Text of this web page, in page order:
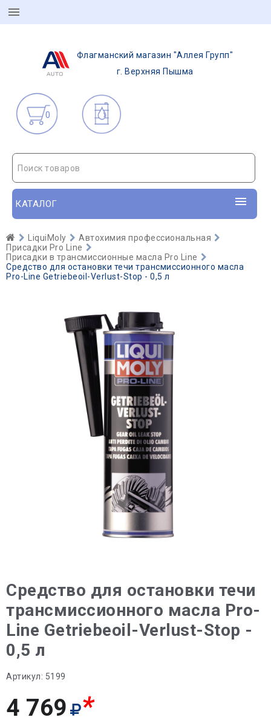
Флагманский магазин "Аллея Групп"
г. Верхняя Пышма
0
Поиск товаров
КАТАЛОГ
LiquiMoly
Автохимия профессиональная
Присадки Pro Line
Присадки в трансмиссионные масла Pro Line
Средство для остановки течи трансмиссионного масла
Pro-Line Getriebeoil-Verlust-Stop - 0,5 л
Средство для остановки течи
трансмиссионного масла Pro-
Line Getriebeoil-Verlust-Stop -
0,5 л
Артикул: 5199
4 769 *